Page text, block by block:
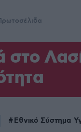
Εθνικό Σύστημα